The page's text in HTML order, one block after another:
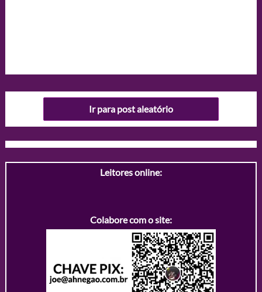
Ir para post aleatório
Leitores online:
Colabore com o site: